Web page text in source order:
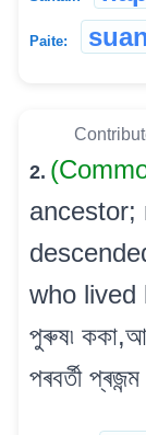
Paite:
2.
ancestor;
who lived
পুৰুষ৷
পৰবৰ্তী